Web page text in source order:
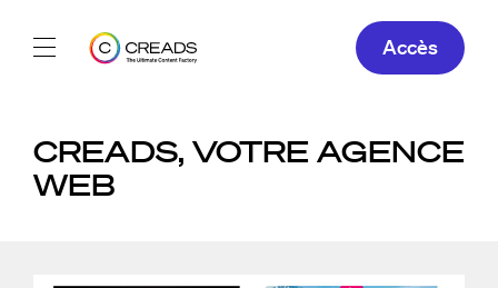
Offres
Accès
CREADS, VOTRE AGENCE
WEB